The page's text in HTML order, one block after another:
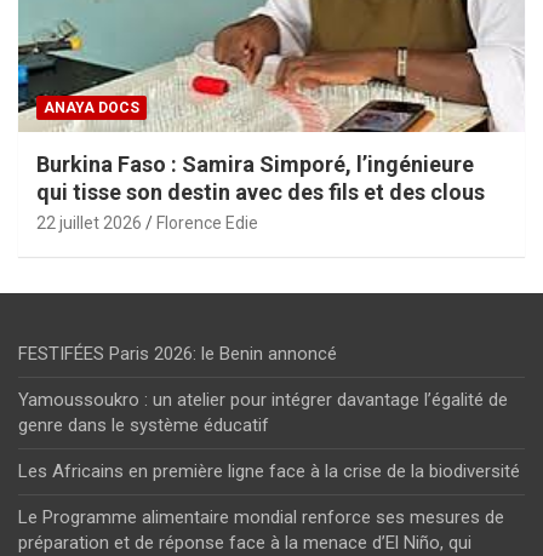
ANAYA DOCS
Burkina Faso : Samira Simporé, l’ingénieure
qui tisse son destin avec des fils et des clous
22 juillet 2026 Florence Edie
FESTIFÉES Paris 2026: le Benin annoncé
Yamoussoukro : un atelier pour intégrer davantage l’égalité de
genre dans le système éducatif
Les Africains en première ligne face à la crise de la biodiversité
Le Programme alimentaire mondial renforce ses mesures de
préparation et de réponse face à la menace d’El Niño, qui